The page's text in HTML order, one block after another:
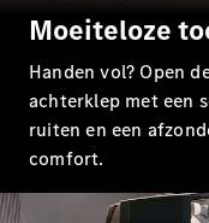
Hatchback
Moeiteloze
Handen vol? Open
achterklep met een
ruiten en een
comfort.